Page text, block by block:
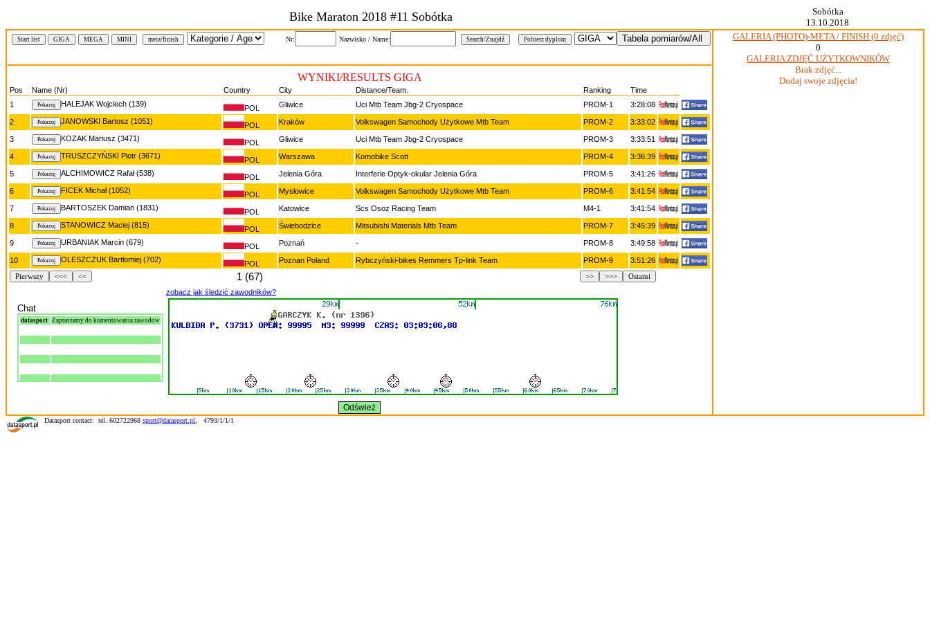
Bike Maraton 2018 #11 Sobótka
Sobótka
13.10.2018
Start list GIGA MEGA MINI meta/finish Nr: Nazwisko / Name:
WYNIKI/RESULTS GIGA
Pos Name (Nr) Country City Distance/Team. Ranking
Time
1
HALEJAK Wojciech (139) POL Gliwice Uci Mtb Team Jbg-2 Cryospace PROM-1 3:28:08
2 JANOWSKI Bartosz (1051) POL Kraków Volkswagen Samochody Użytkowe Mtb Team PROM-2 3:33:02
3 KOZAK Mariusz (3471) POL Gliwice Uci Mtb Team Jbg-2 Cryospace PROM-3 3:33:51
4 TRUSZCZYŃSKI Piotr (3671) POL Warszawa Komobike Scott PROM-4 3:36:39
5 ALCHIMOWICZ Rafał (538) POL Jelenia Góra Interferie Optyk-okular Jelenia Góra PROM-5 3:41:26
6 FICEK Michał (1052) POL Mysłowice Volkswagen Samochody Użytkowe Mtb Team PROM-6 3:41:54
7 BARTOSZEK Damian (1831) POL Katowice Scs Osoz Racing Team M4-1 3:41:54
8 STANOWICZ Maciej (815) POL Świebodzice Mitsubishi Materials Mtb Team PROM-7 3:45:39
9 URBANIAK Marcin (679) POL Poznań - PROM-8 3:49:58
10 OLESZCZUK Bartłomiej (702) POL Poznan Poland Rybczyński-bikes Remmers Tp-link Team PROM-9 3:51:26
Pierwszy <<< << 1 (67) Ostatni
>>>
>>
Chat
datasport Zapraszamy do komentowania zawodow
zobacz jak śledzić zawodników?
GALERIA (PHOTO)-META / FINISH (0 zdjęć)
0
GALERIA ZDJĘĆ UŻYTKOWNIKÓW
Brak zdjęć...
Dodaj swoje zdjęcia!
Datasport contact: tel. 602722968 sport@datasport.pl 4793/1/1/1